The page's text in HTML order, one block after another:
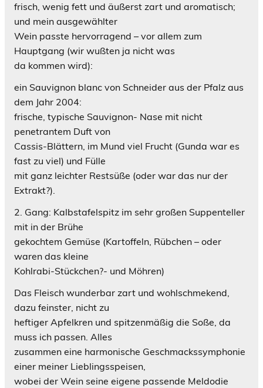
frisch, wenig fett und äußerst zart und aromatisch;
und mein ausgewählter
Wein passte hervorragend – vor allem zum
Hauptgang (wir wußten ja nicht was
da kommen wird):
ein Sauvignon blanc von Schneider aus der Pfalz aus
dem Jahr 2004:
frische, typische Sauvignon- Nase mit nicht
penetrantem Duft von
Cassis-Blättern, im Mund viel Frucht (Gunda war es
fast zu viel) und Fülle
mit ganz leichter Restsüße (oder war das nur der
Extrakt?).
2. Gang: Kalbstafelspitz im sehr großen Suppenteller
mit in der Brühe
gekochtem Gemüse (Kartoffeln, Rübchen – oder
waren das kleine
Kohlrabi-Stückchen?- und Möhren)
Das Fleisch wunderbar zart und wohlschmekend,
dazu feinster, nicht zu
heftiger Apfelkren und spitzenmäßig die Soße, da
muss ich passen. Alles
zusammen eine harmonische Geschmackssymphonie
einer meiner Lieblingsspeisen,
wobei der Wein seine eigene passende Meldodie